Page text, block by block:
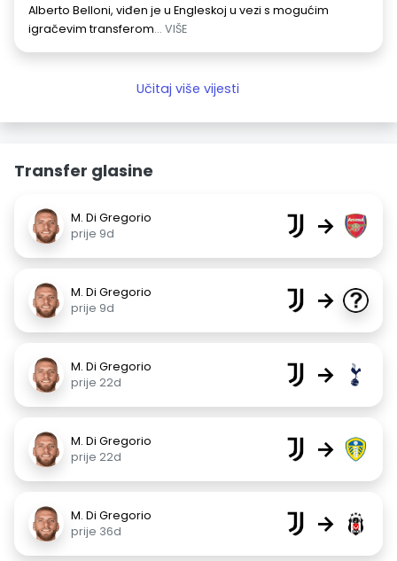
Alberto Belloni, viđen je u Engleskoj u vezi s mogućim
igračevim transferom... VIŠE
Učitaj više vijesti
Transfer glasine
M. Di Gregorio
prije 9d
→
M. Di Gregorio
prije 9d
→
M. Di Gregorio
prije 22d
→
M. Di Gregorio
prije 22d
→
M. Di Gregorio
prije 36d
→